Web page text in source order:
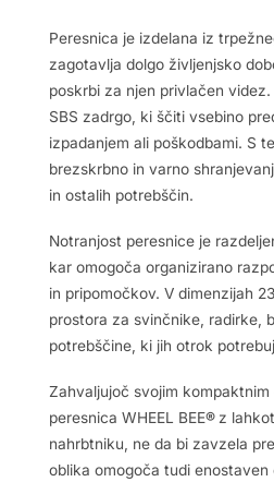
Peresnica je izdelana iz
zagotavlja dolgo življenjsko
poskrbi za njen privlačen
SBS zadrgo, ki ščiti vsebino
izpadanjem ali poškodbami. S
brezskrbno in varno
in ostalih potrebščin.
Notranjost peresnice je
kar omogoča organizirano
in pripomočkov. V dimenzijah
prostora za svinčnike, radirke,
potrebščine, ki jih otrok
Zahvaljujoč svojim kompaktnim
peresnica WHEEL BEE® z
nahrbtniku, ne da bi zavzela
oblika omogoča tudi